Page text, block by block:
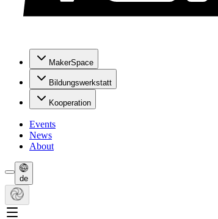
MakerSpace
Bildungswerkstatt
Kooperation
Events
News
About
de